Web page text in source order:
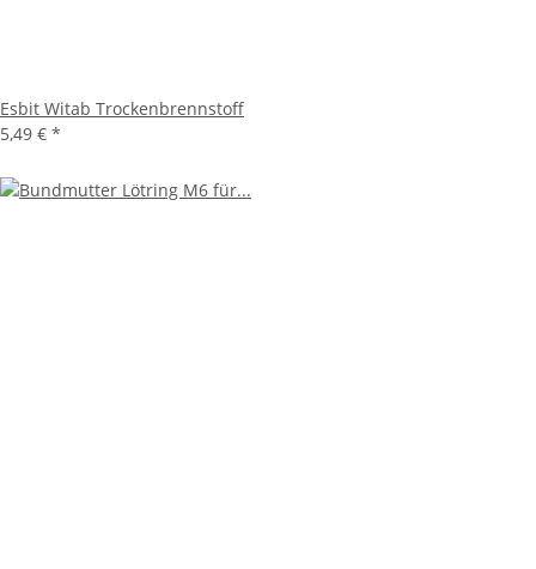
Esbit Witab Trockenbrennstoff
5,49 € *